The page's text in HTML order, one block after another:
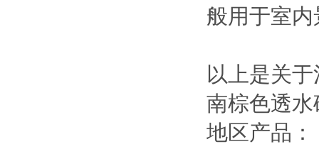
般用于室
以上是关
南棕色透
地区产品：